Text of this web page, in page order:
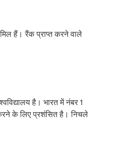
हैं। रैंक प्राप्त करने वाले
है। भारत में नंबर 1
के लिए प्रशंसित है। निचले